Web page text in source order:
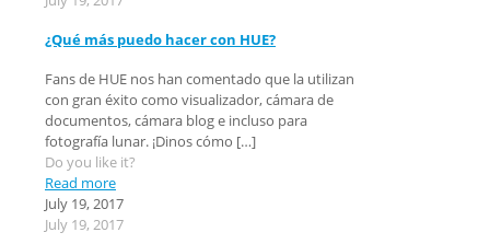
¿Qué más puedo hacer con HUE?
Fans de HUE nos han comentado que la utilizan
con gran éxito como visualizador, cámara de
documentos, cámara blog e incluso para
fotografía lunar. ¡Dinos cómo […]
Do you like it?
Read more
July 19, 2017
July 19, 2017